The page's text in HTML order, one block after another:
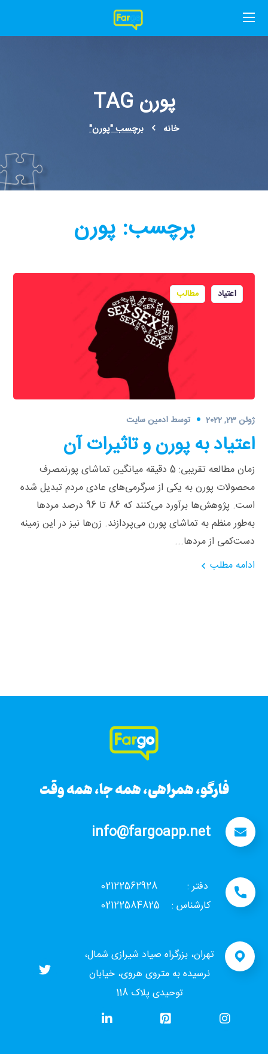
پورن TAG
خانه برچسب "پورن"
برچسب: پورن
اعتیاد مطالب
ژوئن 23, 2022 توسطادمین سایت
اعتیاد به پورن و تاثیرات آن
زمان مطالعه تقریبی: 5 دقیقه میانگین تماشای پورنمصرف
محصولات پورن به یکی از سرگرمی‌های عادی مردم تبدیل شده
است. پژوهش‌ها برآورد می‌کنند که 86 تا 96 درصد مردها
به‌طور منظم به تماشای پورن می‌پردازند. زن‌ها نیز در این زمینه
دست‌کمی از مردها...
ادامه مطلب
فارگو، همراهی، همه جا، همه وقت
info@fargoapp.net
دفتر : 02122562928
کارشناس : 02122584825
تهران، بزرگراه صیاد شیرازی شمال،
نرسیده به متروی هروی، خیابان
توحیدی پلاک 118